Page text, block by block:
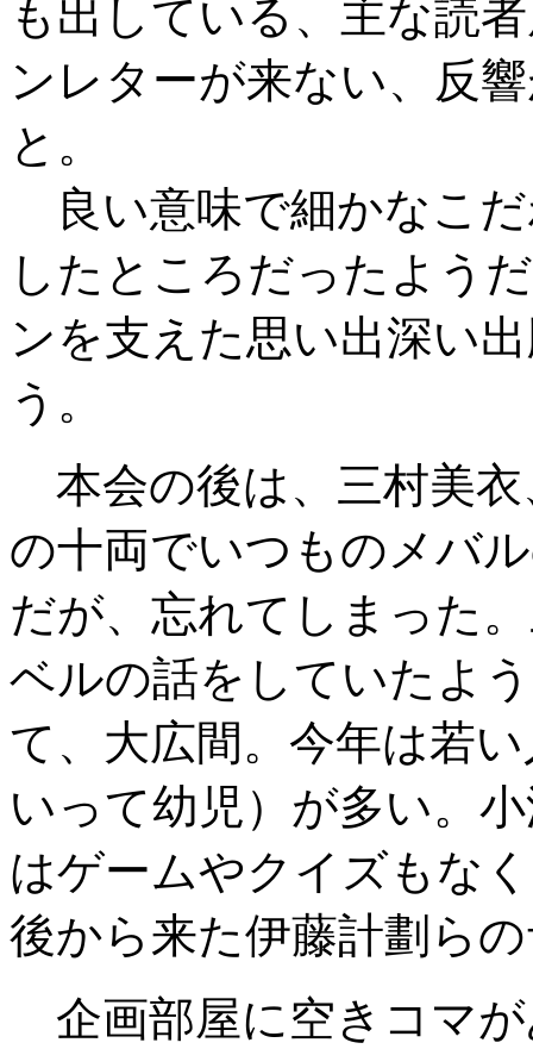
も出している、主な読
ンレターが来ない、反
と。
良い意味で細かなこ
したところだったよう
ンを支えた思い出深い
う。
本会の後は、三村美
の十両でいつものメバ
だが、忘れてしまった
ベルの話をしていたよ
て、大広間。今年は若
いって幼児）が多い。
はゲームやクイズもな
後から来た伊藤計劃ら
企画部屋に空きコマ